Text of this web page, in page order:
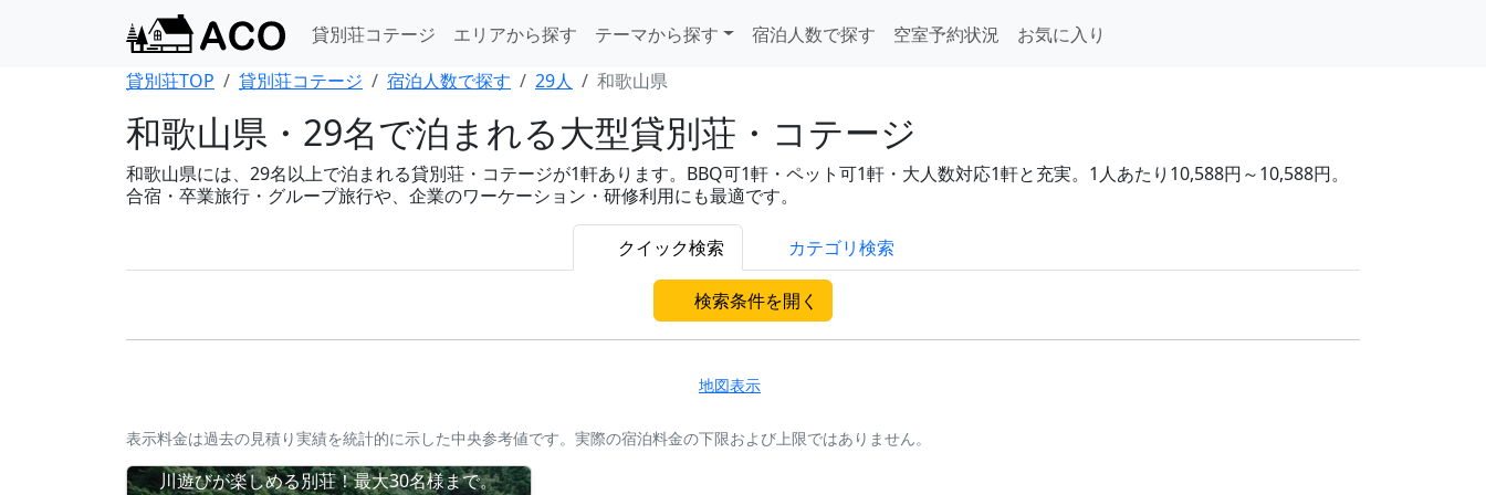
貸別荘コテージ エリアから探す テーマから探す 宿泊人数で探す 空室予約状況
お気に入り
貸別荘TOP
貸別荘コテージ 宿泊人数で探す 29人 和歌山県
和歌山県・29名で泊まれる大型貸別荘・コテージ
和歌山県には、29名以上で泊まれる貸別荘・コテージが1軒あります。BBQ可1軒・ペット可1軒・大人数対応1軒と充実。1人あたり10,588円～10,588円。
合宿・卒業旅行・グループ旅行や、企業のワーケーション・研修利用にも最適です。
クイック検索 カテゴリ検索
検索条件を開く
地図表示
表示料金は過去の見積り実績を統計的に示した中央参考値です。実際の宿泊料金の下限および上限ではありません。
川遊びが楽しめる別荘！最大30名様まで。